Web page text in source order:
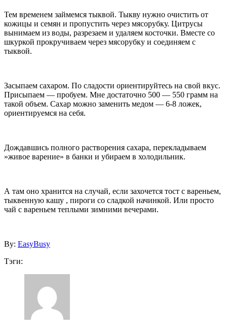
Тем временем займемся тыквой. Тыкву нужно очистить от
кожицы и семян и пропустить через мясорубку. Цитрусы
вынимаем из воды, разрезаем и удаляем косточки. Вместе со
шкуркой прокручиваем через мясорубку и соединяем с
тыквой.
Засыпаем сахаром. По сладости ориентируйтесь на свой вкус.
Присыпаем — пробуем. Мне достаточно 500 — 550 грамм на
такой объем. Сахар можно заменить медом — 6-8 ложек,
ориентируемся на себя.
Дождавшись полного растворения сахара, перекладываем
»живое варение» в банки и убираем в холодильник.
А там оно хранится на случай, если захочется тост с вареньем,
тыквенную кашу , пироги со сладкой начинкой. Или просто
чай с вареньем теплыми зимними вечерами.
By: EasyBusy
Тэги: